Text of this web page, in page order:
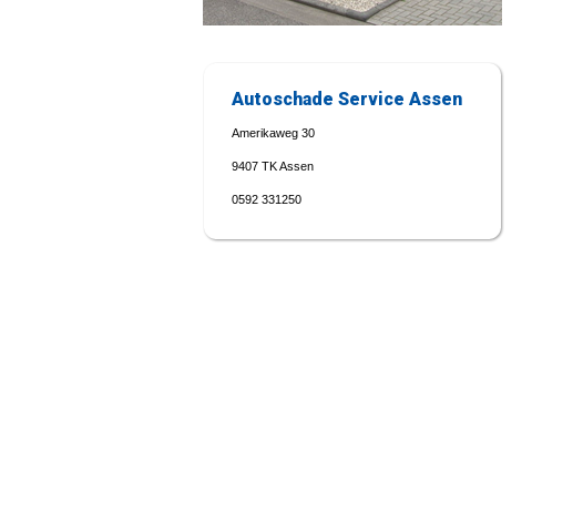
Autoschade Service Assen
Amerikaweg 30
9407 TK Assen
0592 331250